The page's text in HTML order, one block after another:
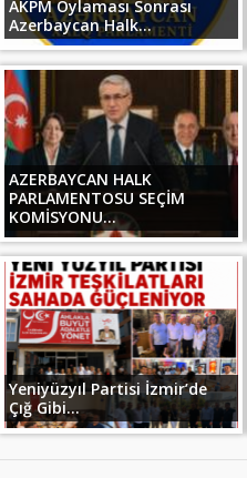
AKPM Oylaması Sonrası
Azerbaycan Halk...
AZERBAYCAN HALK
PARLAMENTOSU SEÇİM
KOMİSYONU...
Yeniyüzyıl Partisi İzmir’de
Çığ Gibi...